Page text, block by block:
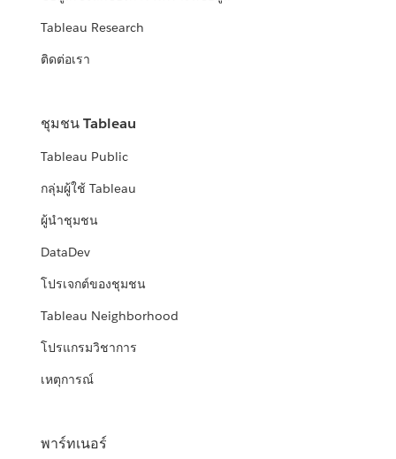
Tableau Research
ติดต่อเรา
ชุมชน Tableau
Tableau Public
กลุ่มผู้ใช้ Tableau
ผู้นำชุมชน
DataDev
โปรเจกต์ของชุมชน
Tableau Neighborhood
โปรแกรมวิชาการ
เหตุการณ์
พาร์ทเนอร์